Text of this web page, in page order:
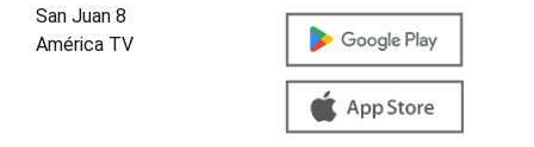
San Juan 8
América TV